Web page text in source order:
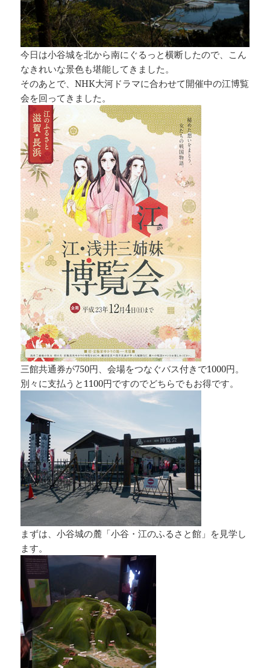
今日は小谷城を北から南にぐるっと横断したので、こん
なきれいな景色も堪能してきました。
そのあとで、NHK大河ドラマに合わせて開催中の江博覧
会を回ってきました。
三館共通券が750円、会場をつなぐバス付きで1000円。
別々に支払うと1100円ですのでどちらでもお得です。
まずは、小谷城の麓「小谷・江のふるさと館」を見学し
ます。